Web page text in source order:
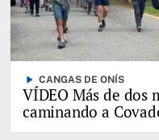
play_arrow CANGAS DE ONÍS
VÍDEO Más de
caminando a